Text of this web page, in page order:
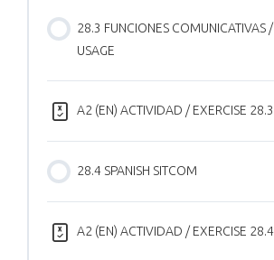
28.3 FUNCIONES COMUNICATIVAS /
USAGE
A2 (EN) ACTIVIDAD / EXERCISE
28.4 SPANISH SITCOM
A2 (EN) ACTIVIDAD / EXERCISE